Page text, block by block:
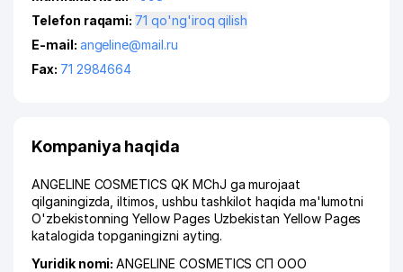
Telefon raqami:
71 qo'ng'iroq qilish
E-mail: angeline@mail.ru
Fax: 71 2984664
Kompaniya haqida
ANGELINE COSMETICS QK MChJ ga murojaat
qilganingizda, iltimos, ushbu tashkilot haqida ma'lumotni
O'zbekistonning Yellow Pages Uzbekistan Yellow Pages
katalogida topganingizni ayting.
Yuridik nomi:ANGELINE COSMETICS СП ООО